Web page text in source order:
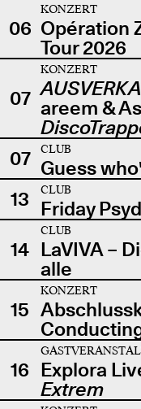
06
KONZERT
Opération
Tour 2026
07
KONZERT
areem &
07
CLUB
Guess
13
CLUB
Friday
14
CLUB
LaVIVA –
alle
15
KONZERT
16 Explora
Extrem